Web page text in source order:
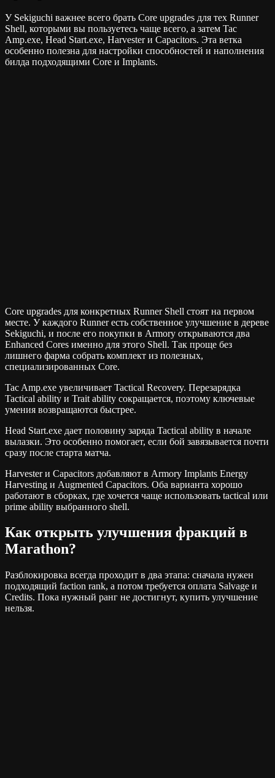
У Sekiguchi важнее всего брать Core upgrades для тех Runner
Shell, которыми вы пользуетесь чаще всего, а затем Tac
Amp.exe, Head Start.exe, Harvester и Capacitors. Эта ветка
особенно полезна для настройки способностей и наполнения
билда подходящими Core и Implants.
Core upgrades для конкретных Runner Shell стоят на первом
месте. У каждого Runner есть собственное улучшение в дереве
Sekiguchi, и после его покупки в Armory открываются два
Enhanced Cores именно для этого Shell. Так проще без
лишнего фарма собрать комплект из полезных,
специализированных Core.
Tac Amp.exe увеличивает Tactical Recovery. Перезарядка
Tactical ability и Trait ability сокращается, поэтому ключевые
умения возвращаются быстрее.
Head Start.exe дает половину заряда Tactical ability в начале
вылазки. Это особенно помогает, если бой завязывается почти
сразу после старта матча.
Harvester и Capacitors добавляют в Armory Implants Energy
Harvesting и Augmented Capacitors. Оба варианта хорошо
работают в сборках, где хочется чаще использовать tactical или
prime ability выбранного shell.
Как открыть улучшения фракций в
Marathon?
Разблокировка всегда проходит в два этапа: сначала нужен
подходящий faction rank, а потом требуется оплата Salvage и
Credits. Пока нужный ранг не достигнут, купить улучшение
нельзя.